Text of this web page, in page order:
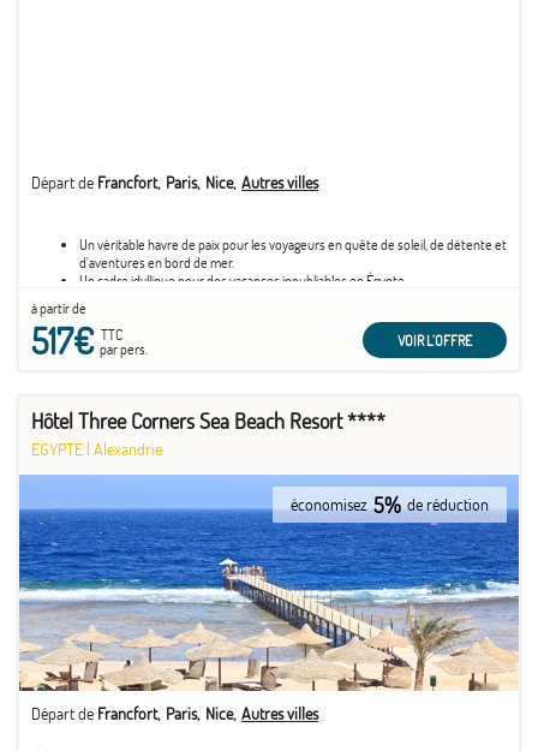
Départ de Francfort Paris Nice Autres villes
Un véritable havre de paix pour les voyageurs en quête de soleil, de détente et
d'aventures en bord de mer.
Un cadre idyllique pour des vacances inoubliables en Égypte.
à partir de
517€TTC
par pers.
VOIR L'OFFRE
Hôtel Three Corners Sea Beach Resort ****
EGYPTE | Alexandrie
économisez 5% de réduction
Départ de Francfort Paris Nice Autres villes